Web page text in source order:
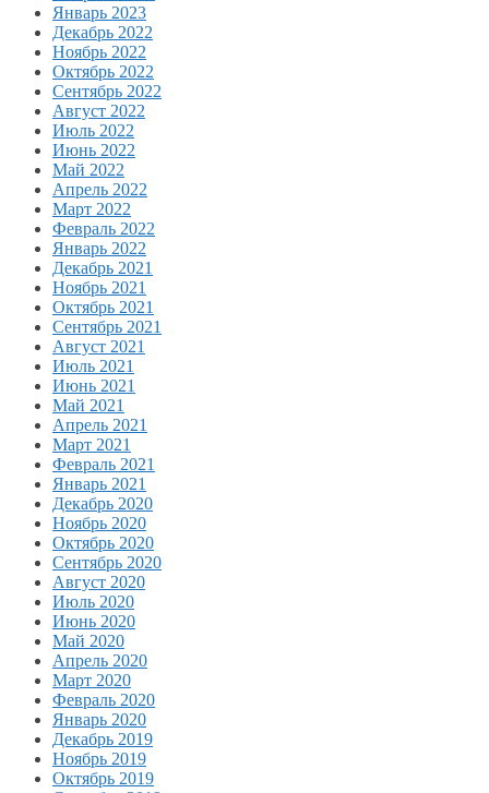
Январь 2023
Декабрь 2022
Ноябрь 2022
Октябрь 2022
Сентябрь 2022
Август 2022
Июль 2022
Июнь 2022
Май 2022
Апрель 2022
Март 2022
Февраль 2022
Январь 2022
Декабрь 2021
Ноябрь 2021
Октябрь 2021
Сентябрь 2021
Август 2021
Июль 2021
Июнь 2021
Май 2021
Апрель 2021
Март 2021
Февраль 2021
Январь 2021
Декабрь 2020
Ноябрь 2020
Октябрь 2020
Сентябрь 2020
Август 2020
Июль 2020
Июнь 2020
Май 2020
Апрель 2020
Март 2020
Февраль 2020
Январь 2020
Декабрь 2019
Ноябрь 2019
Октябрь 2019